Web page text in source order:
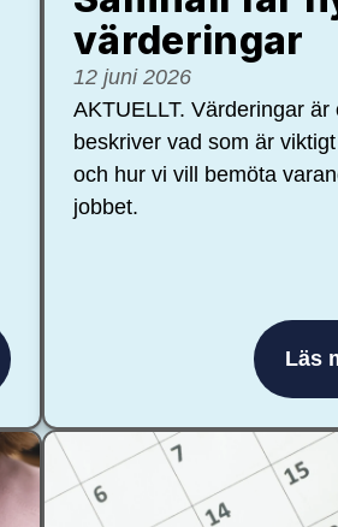
värdering­ar
12 juni 2026
AKTUELLT. Värderingar är
beskriver vad som är viktigt
och hur vi vill bemöta
jobbet.
Läs